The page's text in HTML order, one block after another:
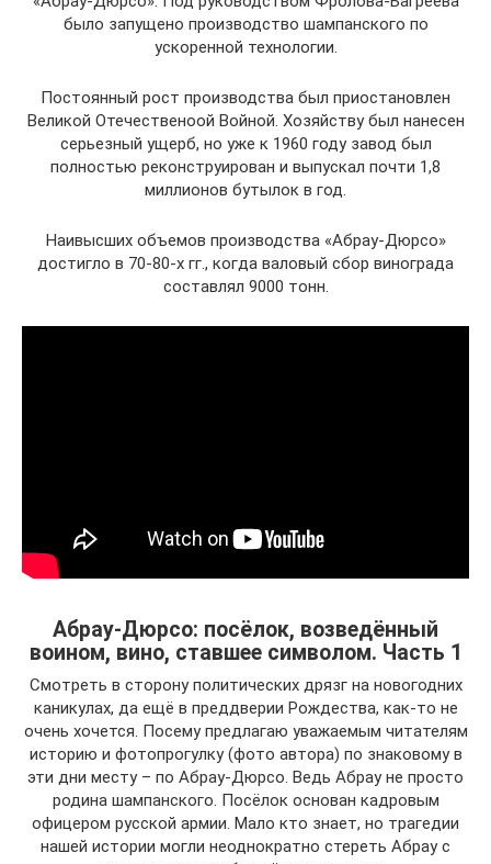
было запущено производство шампанского по
ускоренной технологии.
Постоянный рост производства был приостановлен
Великой Отечественоой Войной. Хозяйству был нанесен
серьезный ущерб, но уже к 1960 году завод был
полностью реконструирован и выпускал почти 1,8
миллионов бутылок в год.
Наивысших объемов производства «Абрау-Дюрсо»
достигло в 70-80-х гг., когда валовый сбор винограда
составлял 9000 тонн.
Абрау-Дюрсо: посёлок, возведённый
воином, вино, ставшее символом. Часть 1
Смотреть в сторону политических дрязг на новогодних
каникулах, да ещё в преддверии Рождества, как-то не
очень хочется. Посему предлагаю уважаемым читателям
историю и фотопрогулку (фото автора) по знаковому в
эти дни месту – по Абрау-Дюрсо. Ведь Абрау не просто
родина шампанского. Посёлок основан кадровым
офицером русской армии. Мало кто знает, но трагедии
нашей истории могли неоднократно стереть Абрау с